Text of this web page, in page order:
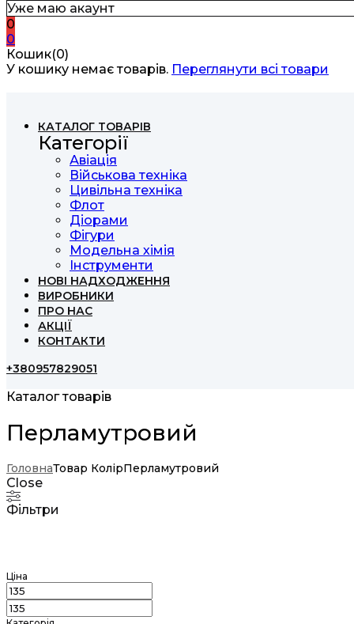
Уже маю акаунт
0
0
Кошик(0)
У кошику немає товарів. Переглянути всі товари
КАТАЛОГ ТОВАРІВ
Категорії
Авіація
Військова техніка
Цивільна техніка
Флот
Діорами
Фігури
Модельна хімія
Інструменти
НОВІ НАДХОДЖЕННЯ
ВИРОБНИКИ
ПРО НАС
АКЦІЇ
КОНТАКТИ
+380957829051
Каталог товарів
Перламутровий
ГоловнаТовар КолірПерламутровий
Close
Фільтри
Ціна